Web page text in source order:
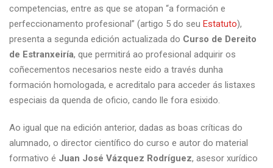
competencias, entre as que se atopan “a formación e
perfeccionamento profesional” (artigo 5 do seu Estatuto),
presenta a segunda edición actualizada do Curso de Dereito
de Estranxeiría, que permitirá ao profesional adquirir os
coñecementos necesarios neste eido a través dunha
formación homologada, e acreditalo para acceder ás listaxes
especiais da quenda de oficio, cando lle fora esixido.
Ao igual que na edición anterior, dadas as boas críticas do
alumnado, o director científico do curso e autor do material
formativo é Juan José Vázquez Rodríguez, asesor xurídico